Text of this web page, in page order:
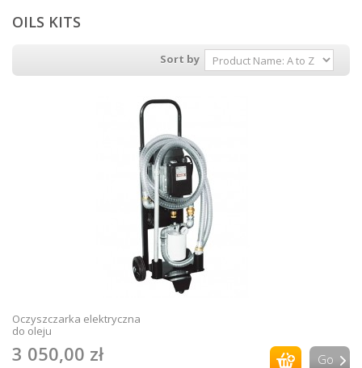
OILS KITS
Sort by
Oczyszczarka elektryczna
do oleju
3 050,00 zł Go